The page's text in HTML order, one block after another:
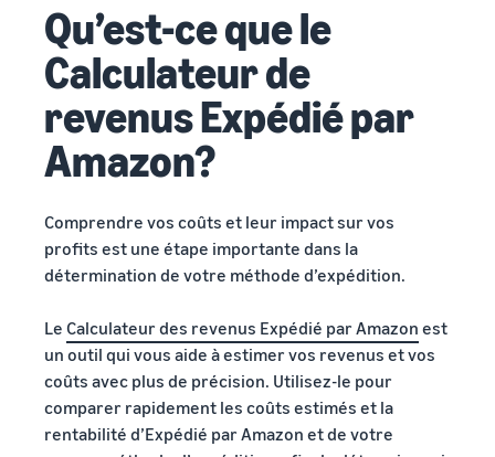
Qu’est-ce que le
Calculateur de
revenus Expédié par
Amazon?
Comprendre vos coûts et leur impact sur vos
profits est une étape importante dans la
détermination de votre méthode d’expédition.
Le Calculateur des revenus Expédié par Amazon est
un outil qui vous aide à estimer vos revenus et vos
coûts avec plus de précision. Utilisez-le pour
comparer rapidement les coûts estimés et la
rentabilité d’Expédié par Amazon et de votre